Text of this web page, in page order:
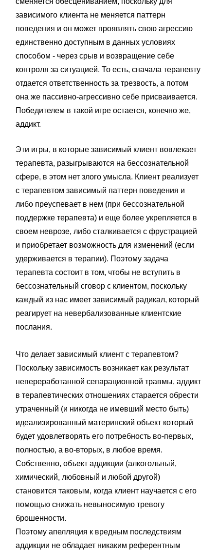
зависимого клиента не меняется паттерн
поведения и он может проявлять свою агрессию
единственно доступным в данных условиях
способом - через срыв и возвращение себе
контроля за ситуацией. То есть, сначала терапевту
отдается ответственность за трезвость, а потом
она же пассивно-агрессивно себе присваивается.
Победителем в такой игре остается, конечно же,
аддикт.
Эти игры, в которые зависимый клиент вовлекает
терапевта, разыгрываются на бессознательной
сфере, в этом нет злого умысла. Клиент реализует
с терапевтом зависимый паттерн поведения и
либо преуспевает в нем (при бессознательной
поддержке терапевта) и еще более укрепляется в
своем неврозе, либо сталкивается с фрустрацией
и приобретает возможность для изменений (если
удерживается в терапии). Поэтому задача
терапевта состоит в том, чтобы не вступить в
бессознательный сговор с клиентом, поскольку
каждый из нас имеет зависимый радикал, который
реагирует на невербализованные клиентские
послания.
Что делает зависимый клиент с терапевтом?
Поскольку зависимость возникает как результат
непереработанной сепарационной травмы, аддикт
в терапевтических отношениях старается обрести
утраченный (и никогда не имевший место быть)
идеализированный материнский объект который
будет удовлетворять его потребность во-первых,
полностью, а во-вторых, в любое время.
Собственно, объект аддикции (алкогольный,
химический, любовный и любой другой)
становится таковым, когда клиент научается с его
помощью снижать невыносимую тревогу
брошенности.
Поэтому апелляция к вредным последствиям
аддикции не обладает никаким референтным